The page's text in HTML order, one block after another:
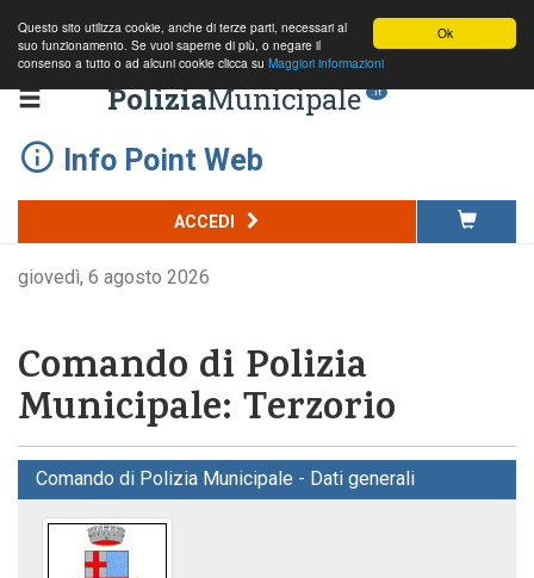
Ok
Questo sito utilizza cookie, anche di terze parti, necessari al
suo funzionamento. Se vuoi saperne di più, o negare il
consenso a tutto o ad alcuni cookie clicca su Maggiori informazioni
PoliziaMunicipale .it
Info Point Web
ACCEDI
giovedì, 6 agosto 2026
Comando di Polizia
Municipale: Terzorio
Comando di Polizia Municipale - Dati generali